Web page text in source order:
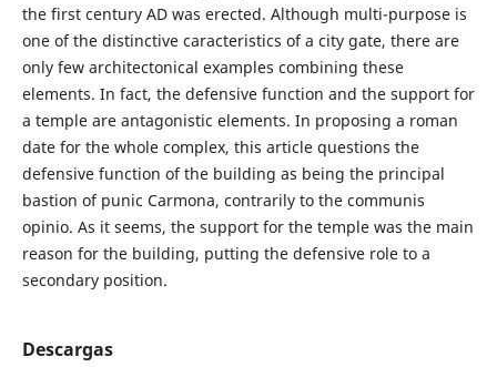
the first century AD was erected. Although multi-purpose is
one of the distinctive caracteristics of a city gate, there are
only few architectonical examples combining these
elements. In fact, the defensive function and the support for
a temple are antagonistic elements. In proposing a roman
date for the whole complex, this article questions the
defensive function of the building as being the principal
bastion of punic Carmona, contrarily to the communis
opinio. As it seems, the support for the temple was the main
reason for the building, putting the defensive role to a
secondary position.
Descargas